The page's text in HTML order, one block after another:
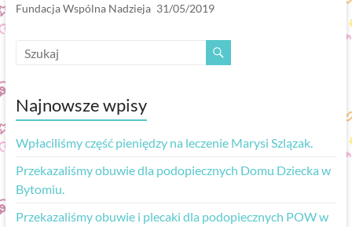
Fundacja Wspólna Nadzieja 31/05/2019
Najnowsze wpisy
Wpłaciliśmy część pieniędzy na leczenie Marysi Szlązak.
Przekazaliśmy obuwie dla podopiecznych Domu Dziecka w
Bytomiu.
Przekazaliśmy obuwie i plecaki dla podopiecznych POW w